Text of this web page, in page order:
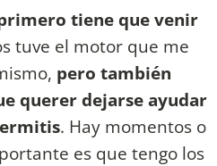
tiene que venir
tuve el motor que me
pero también
querer dejarse ayudar
. Hay momentos o
es que tengo los